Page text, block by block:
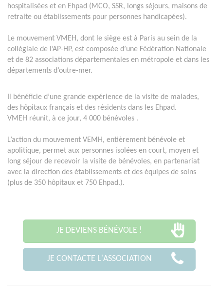
hospitalisées et en Ehpad (MCO, SSR, longs séjours, maisons de
retraite ou établissements pour personnes handicapées).
Le mouvement VMEH, dont le siège est à Paris au sein de la
collégiale de l’AP-HP, est composée d’une Fédération Nationale
et de 82 associations départementales en métropole et dans les
départements d’outre-mer.
Il bénéficie d’une grande expérience de la visite de malades,
des hôpitaux français et des résidents dans les Ehpad.
VMEH réunit, à ce jour, 4 000 bénévoles .
L’action du mouvement VEMH, entièrement bénévole et
apolitique, permet aux personnes isolées en court, moyen et
long séjour de recevoir la visite de bénévoles, en partenariat
avec la direction des établissements et des équipes de soins
(plus de 350 hôpitaux et 750 Ehpad.).
JE DEVIENS BÉNÉVOLE !
JE CONTACTE L'ASSOCIATION